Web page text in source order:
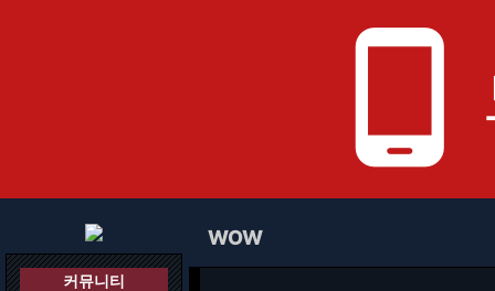
phone_android
커뮤니티
WOW